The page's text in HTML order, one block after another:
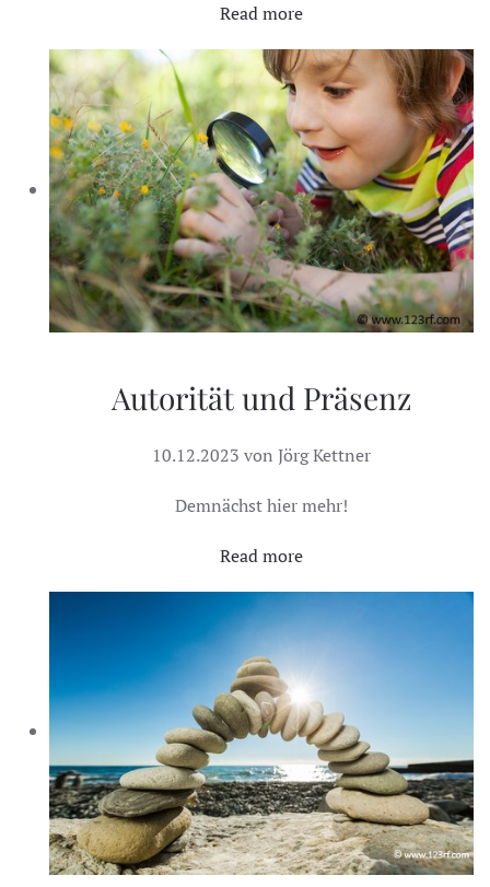
Read more
Autorität und Präsenz
10.12.2023 von Jörg Kettner
Demnächst hier mehr!
Read more